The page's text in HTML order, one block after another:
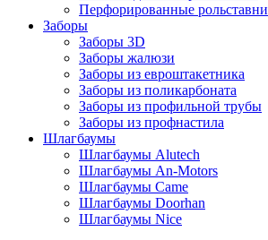
Перфорированные рольставни
Заборы
Заборы 3D
Заборы жалюзи
Заборы из евроштакетника
Заборы из поликарбоната
Заборы из профильной трубы
Заборы из профнастила
Шлагбаумы
Шлагбаумы Alutech
Шлагбаумы An-Motors
Шлагбаумы Came
Шлагбаумы Doorhan
Шлагбаумы Nice